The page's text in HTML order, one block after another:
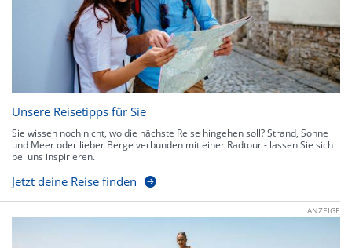
Unsere Reisetipps für Sie
Sie wissen noch nicht, wo die nächste Reise hingehen soll? Strand, Sonne
und Meer oder lieber Berge verbunden mit einer Radtour - lassen Sie sich
bei uns inspirieren.
Jetzt deine Reise finden
ANZEIGE